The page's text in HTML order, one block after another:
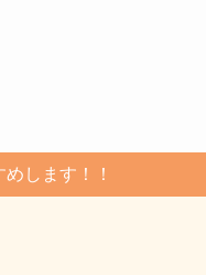
します！！